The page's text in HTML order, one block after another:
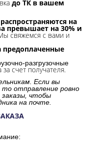
до ТК в вашем
на
превышает на 30% и
свяжемся с вами и
предоплаченные
разгрузочные
за счет получателя.
Если вы
то отправление ровно
заказы, чтобы
на почте.